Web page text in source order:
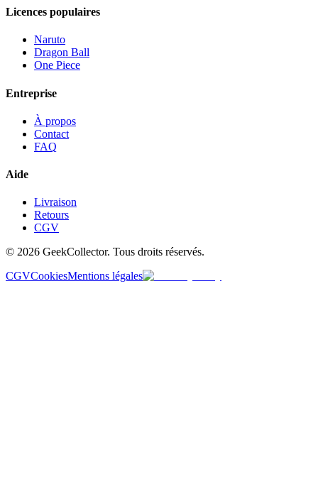
Licences populaires
Naruto
Dragon Ball
One Piece
Entreprise
À propos
Contact
FAQ
Aide
Livraison
Retours
CGV
© 2026 GeekCollector. Tous droits réservés.
CGVCookiesMentions légales